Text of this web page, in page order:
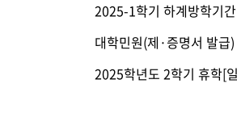
2025-1학기 하계방학기
대학민원(제·증명서 발급
2025학년도 2학기 휴학[